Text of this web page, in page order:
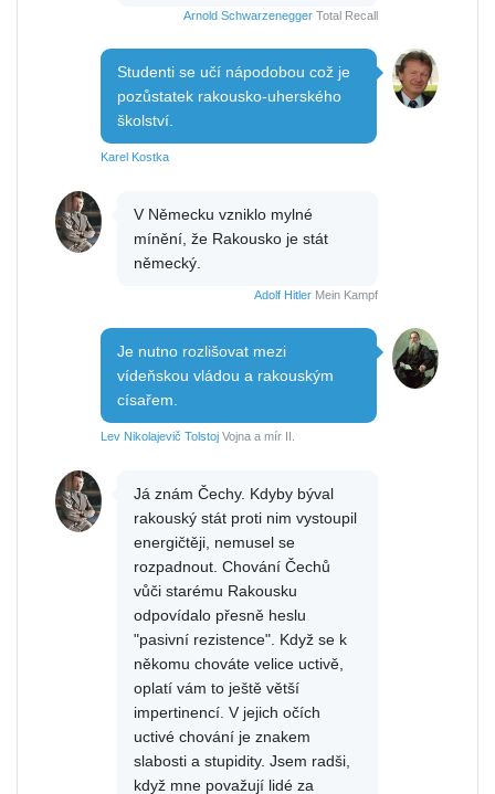
Arnold Schwarzenegger Total Recall
Studenti se učí nápodobou což je
pozůstatek rakousko-uherského
školství.
Karel Kostka
V Německu vzniklo mylné
mínění, že Rakousko je stát
německý.
Adolf Hitler Mein Kampf
Je nutno rozlišovat mezi
vídeňskou vládou a rakouským
císařem.
Lev Nikolajevič Tolstoj Vojna a mír II.
Já znám Čechy. Kdyby býval
rakouský stát proti nim vystoupil
energičtěji, nemusel se
rozpadnout. Chování Čechů
vůči starému Rakousku
odpovídalo přesně heslu
"pasivní rezistence". Když se k
někomu chováte velice uctivě,
oplatí vám to ještě větší
impertinencí. V jejich očích
uctivé chování je znakem
slabosti a stupidity. Jsem radši,
když mne považují lidé za